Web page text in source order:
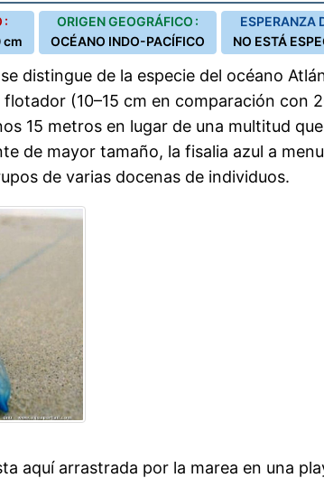
:
cm
ORIGEN GEOGRÁFICO :
OCÉANO INDO-PACÍFICO
ESPERANZA
NO ESTÁ
se distingue de la especie del océano
(10–15 cm en comparación con
15 metros en lugar de una multitud
de mayor tamaño, la fisalia azul a
de varias docenas de individuos.
aquí arrastrada por la marea en una